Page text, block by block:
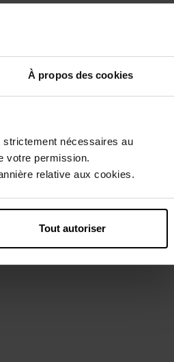
À propos des cookies
strictement nécessaires au
votre permission.
relative aux cookies.
Tout autoriser